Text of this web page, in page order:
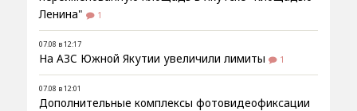
Ленина"
1
07.08 в 12:17
На АЗС Южной Якутии увеличили лимиты 1
07.08 в 12:01
Дополнительные комплексы фотовидеофиксации